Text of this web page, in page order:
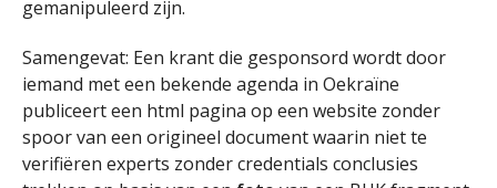
gemanipuleerd zijn.
Samengevat: Een krant die gesponsord wordt door
iemand met een bekende agenda in Oekraïne
publiceert een html pagina op een website zonder
spoor van een origineel document waarin niet te
verifiëren experts zonder credentials conclusies